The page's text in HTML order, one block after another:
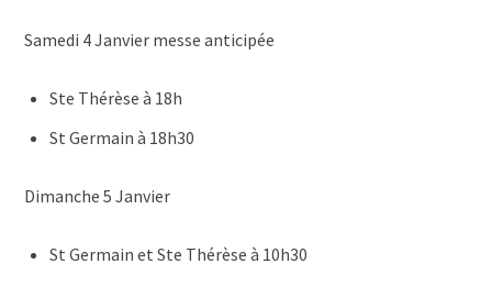
Samedi 4 Janvier messe anticipée
Ste Thérèse à 18h
St Germain à 18h30
Dimanche 5 Janvier
St Germain et Ste Thérèse à 10h30